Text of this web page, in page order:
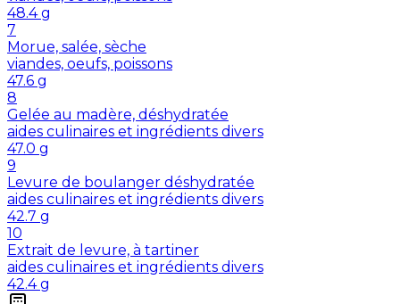
48.4 g
7
Morue, salée, sèche
viandes, oeufs, poissons
47.6 g
8
Gelée au madère, déshydratée
aides culinaires et ingrédients divers
47.0 g
9
Levure de boulanger déshydratée
aides culinaires et ingrédients divers
42.7 g
10
Extrait de levure, à tartiner
aides culinaires et ingrédients divers
42.4 g